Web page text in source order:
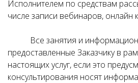
Исполнителем по средствам
числе записи вебинаров, онлайн
Все занятия и
предоставленные Заказчику в
настоящих услуг, если это
консультирования носят